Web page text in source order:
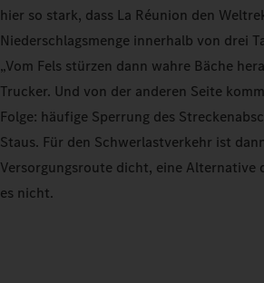
hier so stark, dass La Réunion den
Niederschlagsmenge innerhalb von drei
„Vom Fels stürzen dann wahre Bäche
Trucker. Und von der anderen Seite
Folge: häufige Sperrung des
Staus. Für den Schwerlastverkehr ist
Versorgungsroute dicht, eine Alternative
es nicht.